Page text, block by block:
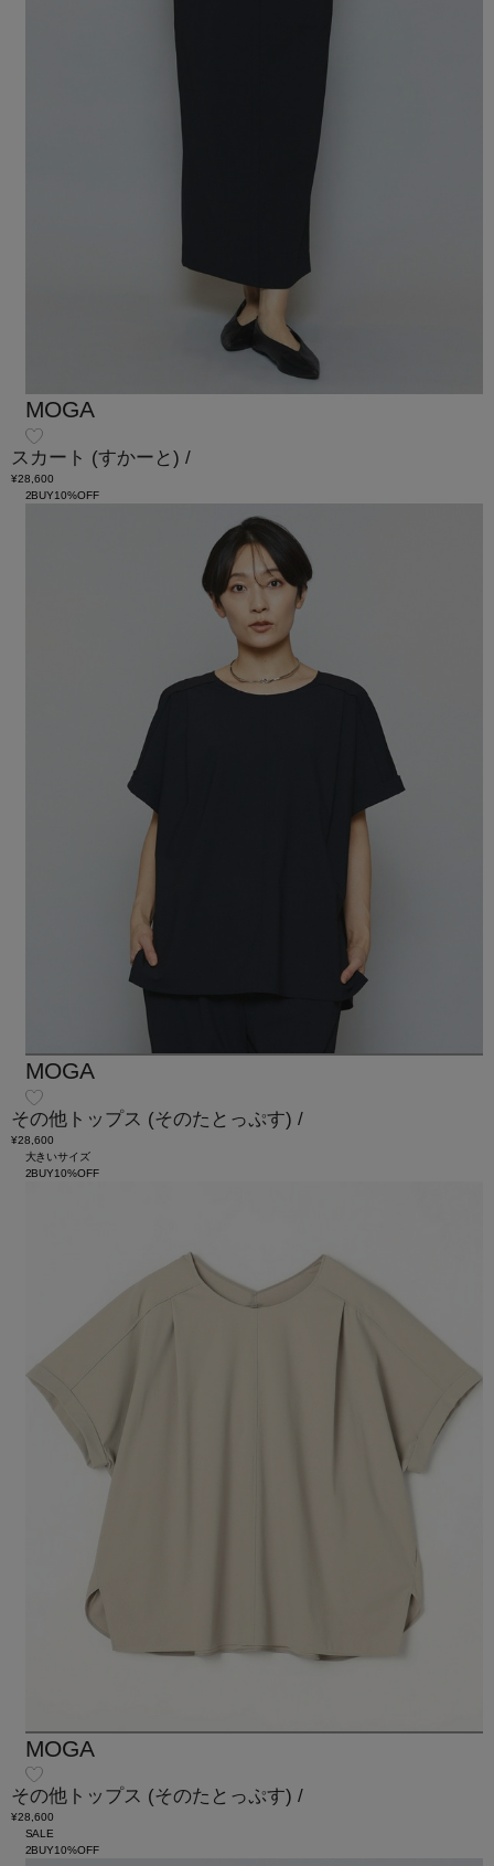
MOGA
スカート (すかーと) /
¥28,600
2BUY10%OFF
MOGA
その他トップス (そのたとっぷす) /
¥28,600
大きいサイズ
2BUY10%OFF
MOGA
その他トップス (そのたとっぷす) /
¥28,600
SALE
2BUY10%OFF